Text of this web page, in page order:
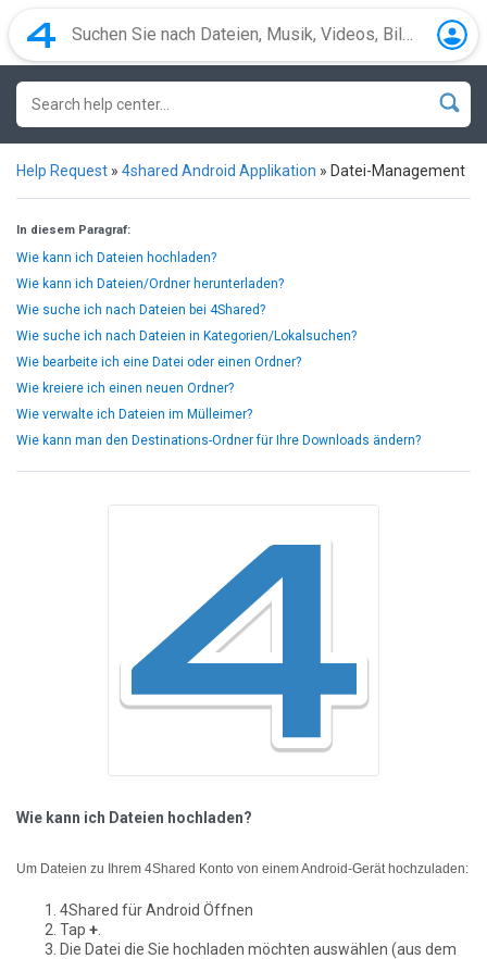
Help Request » 4shared Android Applikation » Datei-Management
In diesem Paragraf:
Wie kann ich Dateien hochladen?
Wie kann ich Dateien/Ordner herunterladen?
Wie suche ich nach Dateien bei 4Shared?
Wie suche ich nach Dateien in Kategorien/Lokalsuchen?
Wie bearbeite ich eine Datei oder einen Ordner?
Wie kreiere ich einen neuen Ordner?
Wie verwalte ich Dateien im Mülleimer?
Wie kann man den Destinations-Ordner für Ihre Downloads ändern?
Wie kann ich Dateien hochladen?
Um Dateien zu Ihrem 4Shared Konto von einem Android-Gerät hochzuladen:
4Shared für Android Öffnen
Tap +
Die Datei die Sie hochladen möchten auswählen (aus dem